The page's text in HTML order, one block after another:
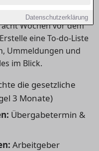
Datenschutzerklärung
Wochen vor dem
eine To-do-Liste
Ummeldungen und
im Blick.
die gesetzliche
3 Monate)
Übergabetermin &
Arbeitgeber